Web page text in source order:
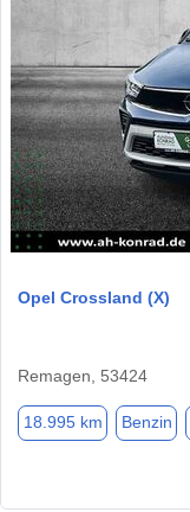
Opel Crossland (X)
Remagen, 53424
18.995 km Benzin